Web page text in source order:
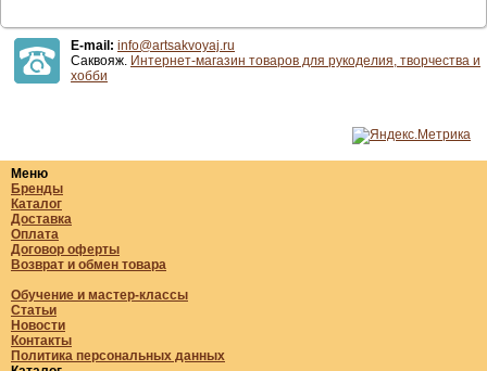
E-mail: info@artsakvoyaj.ru
Саквояж. Интернет-магазин товаров для рукоделия, творчества и
хобби
Меню
Бренды
Каталог
Доставка
Оплата
Договор оферты
Возврат и обмен товара
Обучение и мастер-классы
Статьи
Новости
Контакты
Политика персональных данных